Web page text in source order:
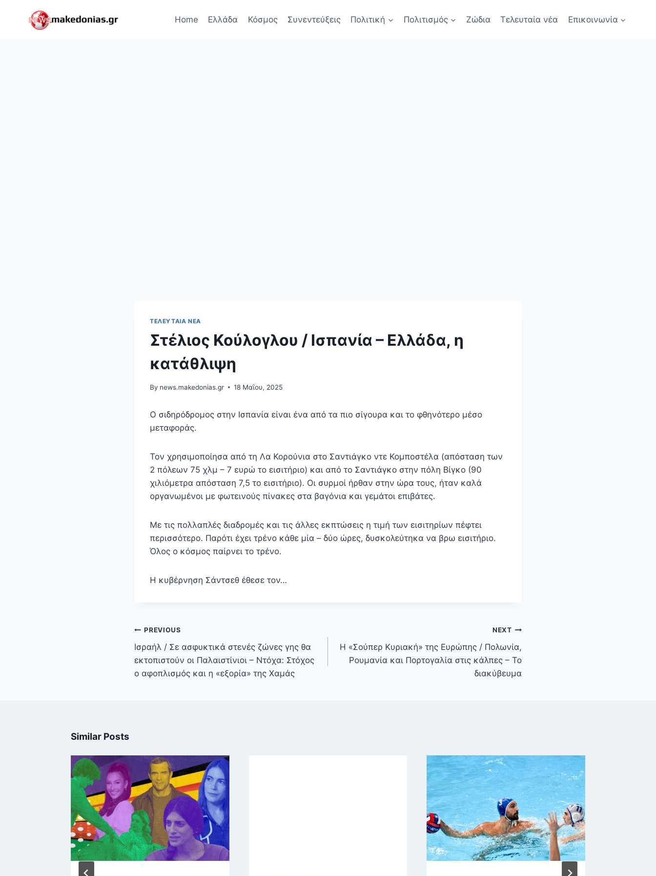
Home Ελλάδα Κόσμος Συνεντεύξεις Πολιτική Πολιτισμός Ζώδια Τελευταία νέα Επικοινωνία
ΤΕΛΕΥΤΑΊΑ ΝΈΑ
Στέλιος Κούλογλου / Ισπανία – Ελλάδα, η
κατάθλιψη
By news.makedonias.gr 18 Μαΐου, 2025
Ο σιδηρόδρομος στην Ισπανία είναι ένα από τα πιο σίγουρα και το φθηνότερο μέσο
μεταφοράς.
Τον χρησιμοποίησα από τη Λα Κορούνια στο Σαντιάγκο ντε Κομποστέλα (απόσταση των
2 πόλεων 75 χλμ – 7 ευρώ το εισιτήριο) και από το Σαντιάγκο στην πόλη Βίγκο (90
χιλιόμετρα απόσταση 7,5 το εισιτήριο). Οι συρμοί ήρθαν στην ώρα τους, ήταν καλά
οργανωμένοι με φωτεινούς πίνακες στα βαγόνια και γεμάτοι επιβάτες.
Με τις πολλαπλές διαδρομές και τις άλλες εκπτώσεις η τιμή των εισιτηρίων πέφτει
περισσότερο. Παρότι έχει τρένο κάθε μία – δύο ώρες, δυσκολεύτηκα να βρω εισιτήριο.
Όλος ο κόσμος παίρνει το τρένο.
Η κυβέρνηση Σάντσεθ έθεσε τον…
Πλοήγηση
άρθρων
PREVIOUS
Ισραήλ / Σε ασφυκτικά στενές ζώνες γης θα
εκτοπιστούν οι Παλαιστίνιοι – Ντόχα: Στόχος
ο αφοπλισμός και η «εξορία» της Χαμάς
NEXT
Η «Σούπερ Κυριακή» της Ευρώπης / Πολωνία,
Ρουμανία και Πορτογαλία στις κάλπες – Το
διακύβευμα
Similar Posts